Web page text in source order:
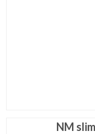
NM